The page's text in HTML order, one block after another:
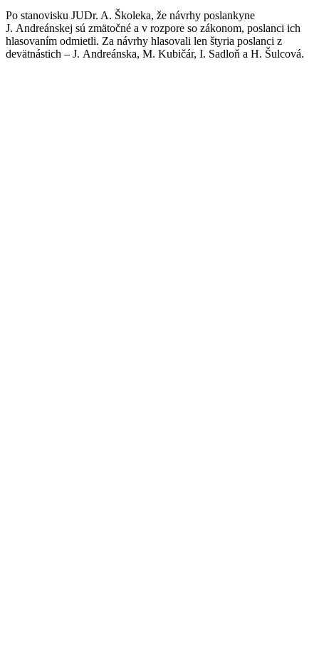
Po stanovisku JUDr. A. Školeka, že návrhy poslankyne
J. Andreánskej sú zmätočné a v rozpore so zákonom, poslanci ich
hlasovaním odmietli. Za návrhy hlasovali len štyria poslanci z
devätnástich – J. Andreánska, M. Kubičár, I. Sadloň a H. Šulcová.